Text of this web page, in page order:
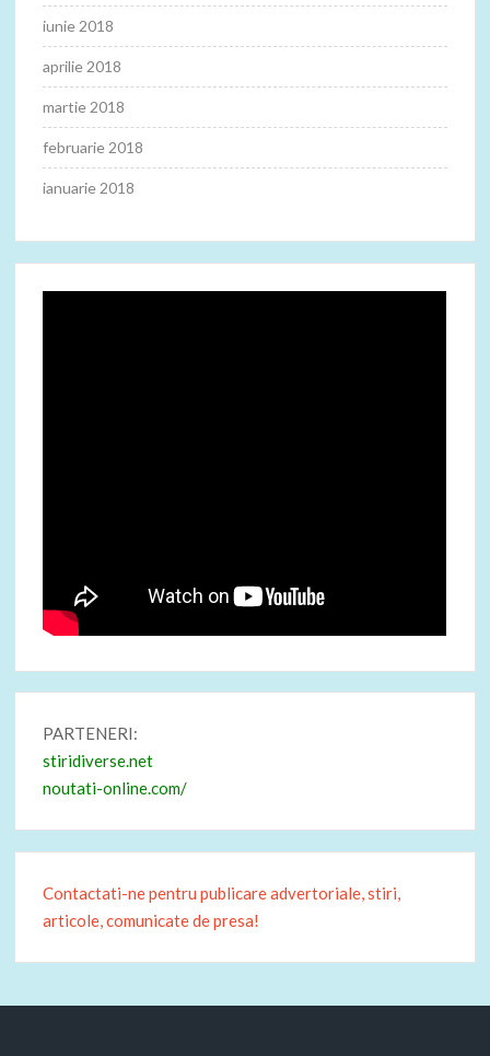
iunie 2018
aprilie 2018
martie 2018
februarie 2018
ianuarie 2018
PARTENERI:
stiridiverse.net
noutati-online.com/
Contactati-ne pentru publicare advertoriale, stiri,
articole, comunicate de presa!